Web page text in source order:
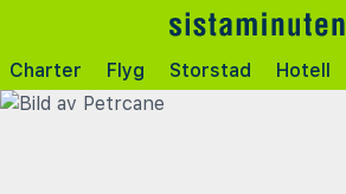
Charter Flyg Storstad Hotell